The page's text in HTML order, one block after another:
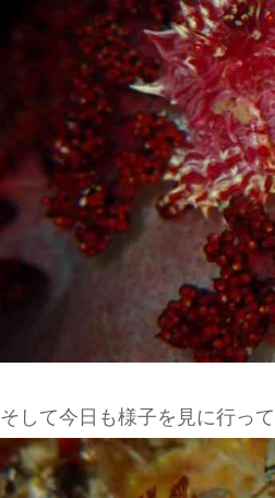
そして今日も様子を見に行っ